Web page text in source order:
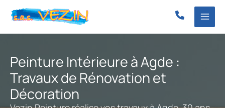
Peinture Intérieure à Agde :
Travaux de Rénovation et
Décoration